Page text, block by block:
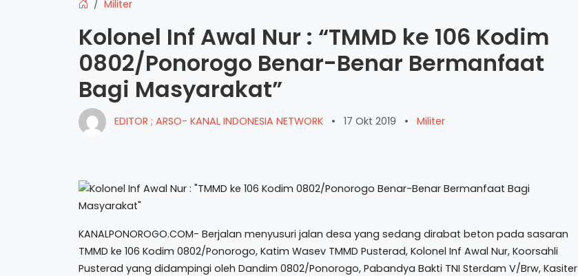
Militer
Kolonel Inf Awal Nur : “TMMD ke 106 Kodim
0802/Ponorogo Benar-Benar Bermanfaat
Bagi Masyarakat”
EDITOR ; ARSO- KANAL INDONESIA NETWORK • 17 Okt 2019 • Militer
KANALPONOROGO.COM- Berjalan menyusuri jalan desa yang sedang dirabat beton pada sasaran
TMMD ke 106 Kodim 0802/Ponorogo, Katim Wasev TMMD Pusterad, Kolonel Inf Awal Nur, Koorsahli
Pusterad yang didampingi oleh Dandim 0802/Ponorogo, Pabandya Bakti TNI Sterdam V/Brw, Kasiter